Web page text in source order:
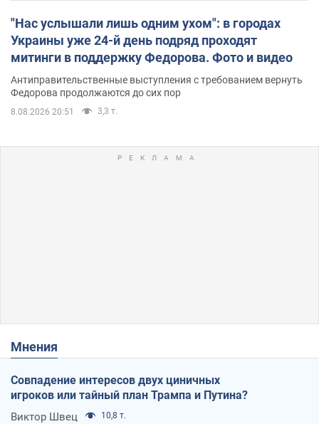
"Нас услышали лишь одним ухом": в городах
Украины уже 24-й день подряд проходят
митинги в поддержку Федорова. Фото и видео
Антиправительственные выступления с требованием вернуть
Федорова продолжаются до сих пор
8.08.2026 20:51 3,3 т.
Мнения
Совпадение интересов двух циничных
игроков или тайный план Трампа и Путина?
Виктор Швец 10,8 т.